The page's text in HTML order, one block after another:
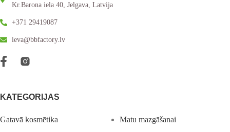
Kr.Barona iela 40, Jelgava, Latvija
+371 29419087
ieva@bbfactory.lv
KATEGORIJAS
Gatavā kosmētika Matu mazgāšanai